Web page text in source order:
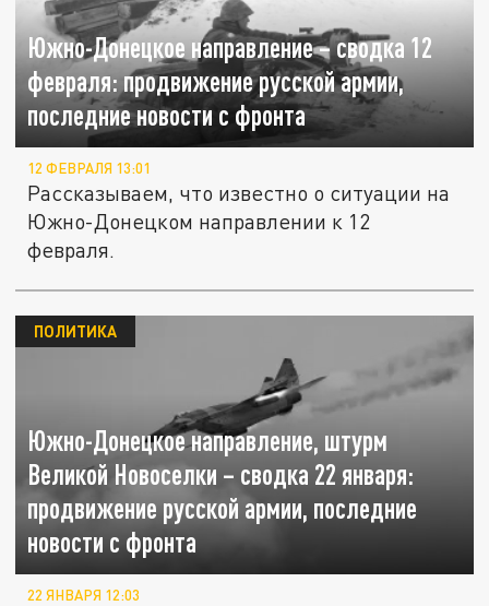
Южно-Донецкое направление – сводка 12
февраля: продвижение русской армии,
последние новости с фронта
12 ФЕВРАЛЯ 13:01
Рассказываем, что известно о ситуации на
Южно-Донецком направлении к 12
февраля.
Южно-Донецкое направление, штурм
Великой Новоселки – сводка 22 января:
продвижение русской армии, последние
новости с фронта
ПОЛИТИКА
22 ЯНВАРЯ 12:03